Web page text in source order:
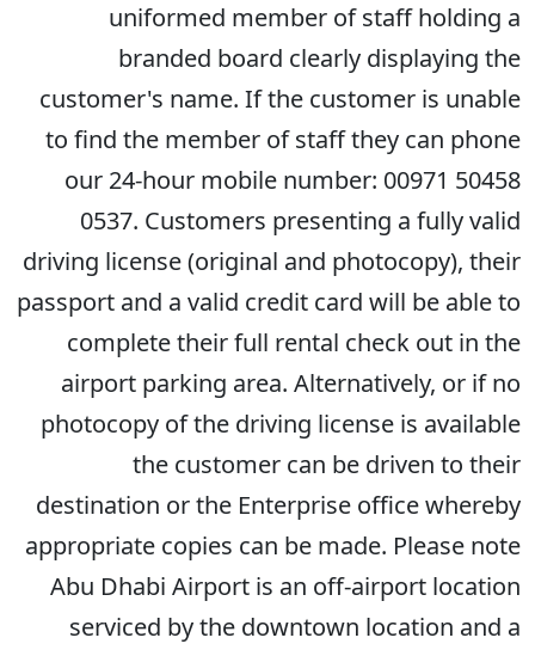
uniformed member of staff holding a
branded board clearly displaying the
customer's name. If the customer is unable
to find the member of staff they can phone
our 24-hour mobile number: 00971 50458
0537. Customers presenting a fully valid
driving license (original and photocopy), their
passport and a valid credit card will be able to
complete their full rental check out in the
airport parking area. Alternatively, or if no
photocopy of the driving license is available
the customer can be driven to their
destination or the Enterprise office whereby
appropriate copies can be made. Please note
Abu Dhabi Airport is an off-airport location
serviced by the downtown location and a